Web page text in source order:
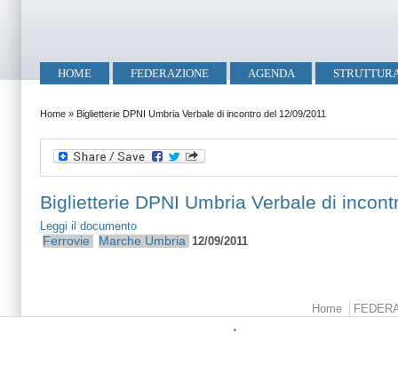
Menu principale
HOME FEDERAZIONE AGENDA
Tu sei qui
Home » Biglietterie DPNI Umbria Verbale di incontro del 12/09/2011
Biglietterie DPNI Umbria Verbale di
Leggi il documento
Ferrovie Marche Umbria 12/09/2011
Home